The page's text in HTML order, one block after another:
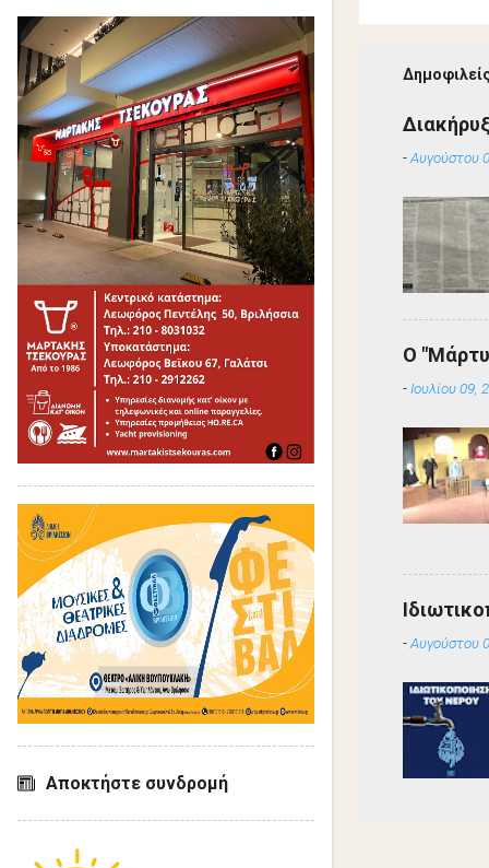
-Αυγούστου
Ο
- Ιουλίου 09,
-Αυγούστου
Αποκτήστε συνδρομή